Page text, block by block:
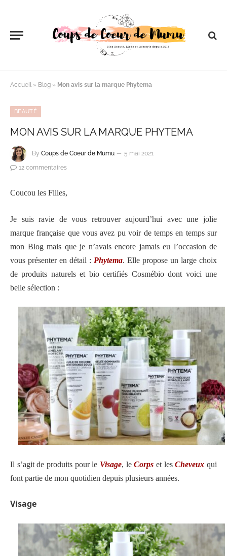
Accueil » Blog » Mon avis sur la marque Phytema
BEAUTÉ
MON AVIS SUR LA MARQUE PHYTEMA
By Coups de Coeur de Mumu
5 mai 2021
12 commentaires
Coucou les Filles,
Je suis ravie de vous retrouver aujourd’hui avec une jolie
marque française que vous avez pu voir de temps en temps sur
mon Blog mais que je n’avais encore jamais eu l’occasion de
vous présenter en détail : Phytema. Elle propose un large choix
de produits naturels et bio certifiés Cosmébio dont voici une
belle sélection :
Il s’agit de produits pour le Visage, leCorps et lesCheveux qui
font partie de mon quotidien depuis plusieurs années.
Visage